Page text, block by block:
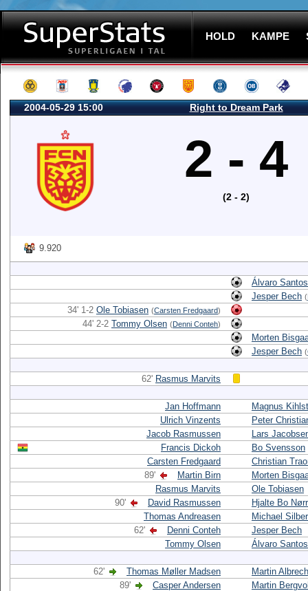
HOLD KAMPE
2004-05-29 15:00 Right to Dream Park
2 - 4
(2 - 2)
9.920
Álvaro Santos
Jesper Bech (
34' 1-2 Ole Tobiasen (Carsten Fredgaard)
44' 2-2 Tommy Olsen (Denni Conteh)
Morten
Jesper Bech (
62' Rasmus Marvits
Jan Hoffmann
Magnus
Ulrich Vinzents
Peter
Jacob Rasmussen
Lars
Francis Dickoh
Bo Svensson
Carsten Fredgaard
Christian
89'
Martin Birn
Morten
Rasmus Marvits
Ole Tobiasen
90'
David Rasmussen
Hjalte Bo
Thomas Andreasen
Michael
62'
Denni Conteh
Jesper Bech
Tommy Olsen
Álvaro Santos
62' Thomas Møller Madsen
Martin
89'
Casper Andersen
Martin